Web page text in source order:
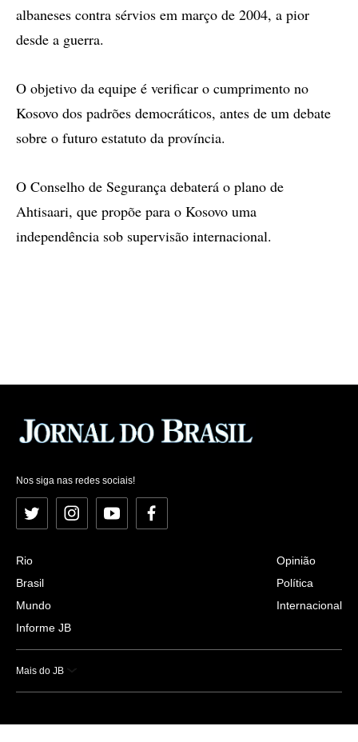
albaneses contra sérvios em março de 2004, a pior
desde a guerra.
O objetivo da equipe é verificar o cumprimento no
Kosovo dos padrões democráticos, antes de um debate
sobre o futuro estatuto da província.
O Conselho de Segurança debaterá o plano de
Ahtisaari, que propõe para o Kosovo uma
independência sob supervisão internacional.
Nos siga nas redes sociais!
Twitter InstagramYouTubeFacebook
Rio
Brasil
Mundo
Informe JB
Opinião
Política
Internacional
Mais do JB
Esportes